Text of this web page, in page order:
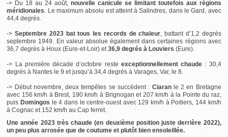
-> Du 18 au 24 août, nouvelle canicule se limitant toutefois aux régions
méridionales. Le maximum absolu est atteint à Salindres, dans le Gard, avec
44,4 degrés.
-> Septembre 2023 bat tous les records de chaleur, battant d’1,2 degrés
septembre 1949. En valeur absolue également dans certaines régions avec
36,7 degrés à Houx (Eure-et-Loir) et 36,9 degrés à Louviers (Eure).
-> La première décade d’octobre reste exceptionnellement chaude : 30,4
degrés à Nantes le 9 et jusqu’à 34,4 degrés à Varages, Var, le 8.
-> Début novembre, deux tempêtes se succèdent : Ciaran le 2 en Bretagne
avec 156 km/h à Brest, 190 km/h à Brignogan et 207 km/h à la Pointe du raz,
puis Domingos le 4 dans le centre-ouest avec 129 km/h à Poitiers, 144 km/h
à Cognac et 152 km/h au Cap ferret.
Une année 2023 très chaude (en deuxième position juste derrière 2022),
un peu plus arrosée que de coutume et plutôt bien ensoleillée.